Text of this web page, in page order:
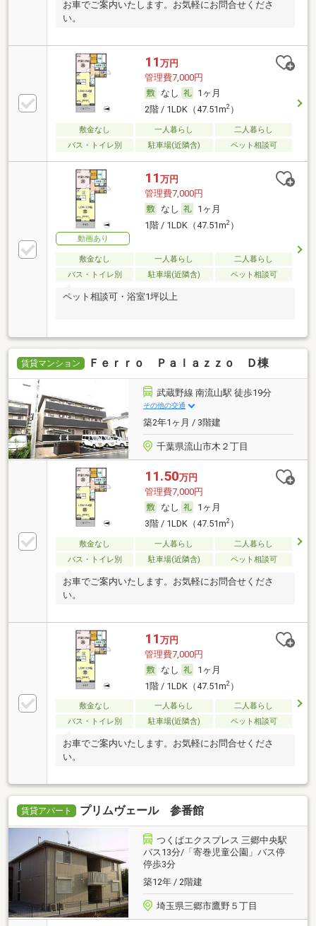
お車でご案内いたします。お気軽にお問合せくださ
い。
11 万円
管理費7,000円
なし
1ヶ月
2階 / 1LDK（47.51m2）
敷金なし 一人暮らし
二人暮らし
バス・トイレ別
駐車場(近隣含) ペット相談可
動画あり
11 万円
管理費7,000円
なし
1ヶ月
1階 / 1LDK（47.51m2）
敷金なし 一人暮らし
二人暮らし
バス・トイレ別
駐車場(近隣含) ペット相談可
ペット相談可・浴室1坪以上
賃貸マンション Ｆｅｒｒｏ Ｐａｌａｚｚｏ Ｄ棟
武蔵野線 南流山駅 徒歩19分
その他の交通
築2年1ヶ月 / 3階建
千葉県流山市木２丁目
11.50万円
管理費7,000円
なし
1ヶ月
3階 / 1LDK（47.51m2）
敷金なし 一人暮らし
二人暮らし
バス・トイレ別
駐車場(近隣含) ペット相談可
お車でご案内いたします。お気軽にお問合せくださ
い。
11 万円
管理費7,000円
なし
1ヶ月
1階 / 1LDK（47.51m2）
敷金なし 一人暮らし
二人暮らし
バス・トイレ別
駐車場(近隣含) ペット相談可
お車でご案内いたします。お気軽にお問合せくださ
い。
賃貸アパート プリムヴェール 参番館
つくばエクスプレス 三郷中央駅
バス13分/「寄巻児童公園」バス停
停歩3分
築12年 / 2階建
埼玉県三郷市鷹野５丁目